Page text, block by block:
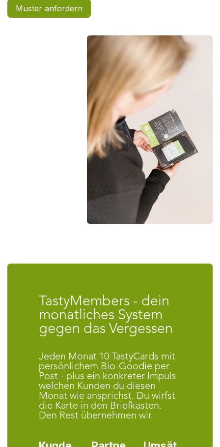
Muster anfordern
TastyMembers - dein
monatliches System
gegen das Vergessen
Jeden Monat 10 TastyCards mit
persönlichem Bio-Goodie per
Post - plus ein konkreter Impuls
welchen Kunden du diesen
Monat wie ansprichst. Du wirfst
die Karte in den Briefkasten.
Den Rest übernehmen wir.